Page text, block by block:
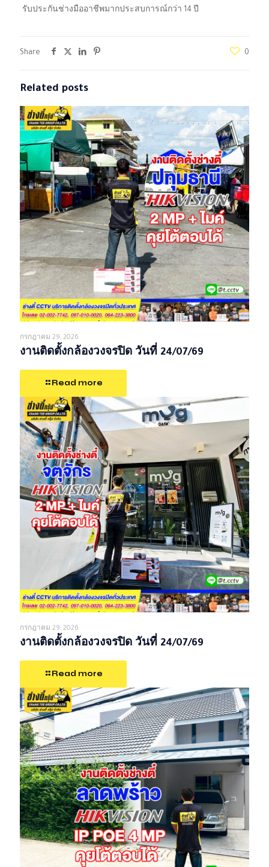
รับประกันช่างมืออาชีพมากประสบการณ์กว่า 14 ปี
Share 0
Related posts
กรกฎาคม 29, 2026
งานติดตั้งกล้องวงจรปิด วันที่ 24/07/69
Read more
กรกฎาคม 29, 2026
งานติดตั้งกล้องวงจรปิด วันที่ 24/07/69
Read more